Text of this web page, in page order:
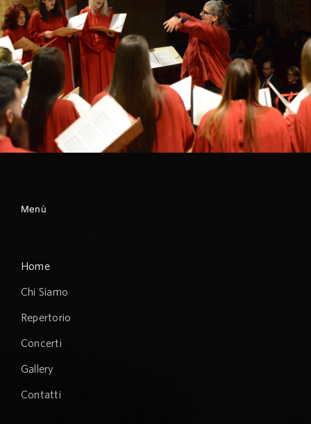
Menù
Home
Chi Siamo
Repertorio
Concerti
Gallery
Contatti